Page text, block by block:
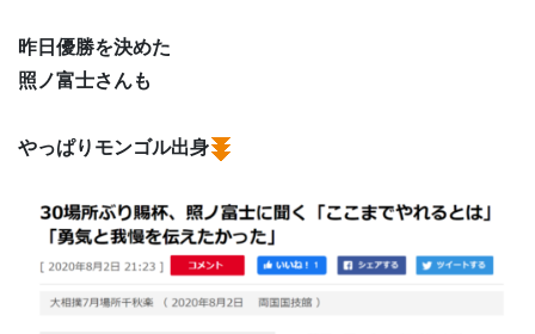
昨日優勝を決めた
照ノ富士さんも
やっぱりモンゴル出身